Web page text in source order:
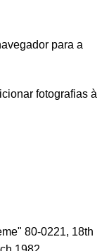
para a
fotografias à